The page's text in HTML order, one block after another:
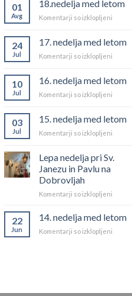
01
Avg
18.nedelja med letom
Komentarji so izklopljeniza
letom
24
Jul
17. nedelja med letom
Komentarji so izklopljeniza
med
letom
10
Jul
16. nedelja med letom
Komentarji so izklopljeniza
med
letom
03
Jul
15. nedelja med letom
Komentarji so izklopljeniza
med
Lepa nedelja pri Sv.
Janezu in Pavlu na
Dobrovljah
Komentarji so izklopljeniza
nedelja
Sv.
22
Jun
14. nedelja med letom
Komentarji so izklopljeniza